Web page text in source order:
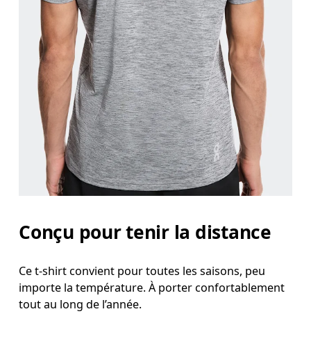
Conçu pour tenir la distance
Ce t-shirt convient pour toutes les saisons, peu
importe la température. À porter confortablement
tout au long de l’année.